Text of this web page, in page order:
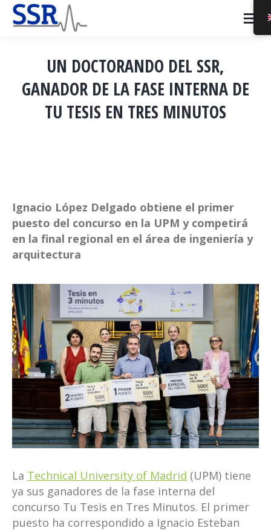
UN DOCTORANDO DEL SSR,
GANADOR DE LA FASE INTERNA DE
TU TESIS EN TRES MINUTOS
Ignacio López Delgado obtiene el primer
puesto del concurso en la UPM y competirá
en la final regional en el área de ingeniería y
arquitectura
La Technical University of Madrid (UPM) tiene
ya sus ganadores de la fase interna del
concurso Tu Tesis en Tres Minutos. El primer
puesto ha correspondido a Ignacio Esteban